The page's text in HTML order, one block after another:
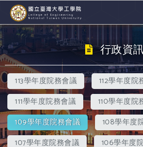
行政資
113學年度院務會議
112學年度院
111學年度院務會議
110學年度院
109學年度院務會議
108學年度
107學年度院務會議
106學年度